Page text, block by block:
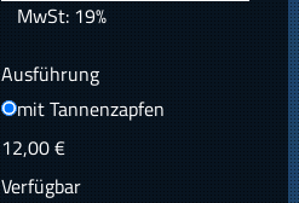
MwSt: 19%
Ausführung
mit Tannenzapfen
12,00 €
Verfügbar